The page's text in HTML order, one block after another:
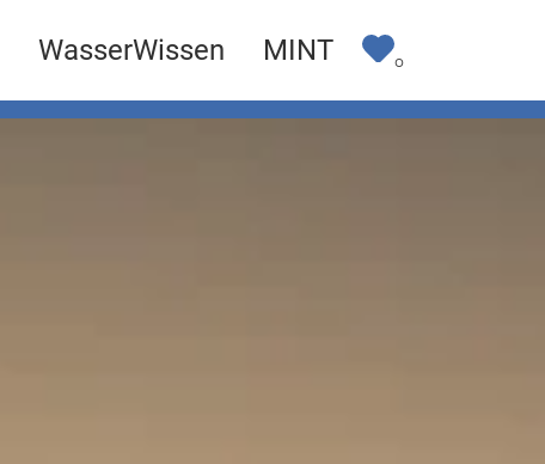
WasserWissen MINT 0